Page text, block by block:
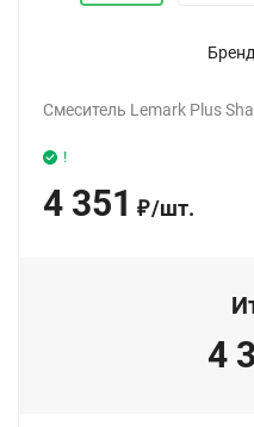
Смеситель Lemark Plus
!
4 351 ₽/шт.
4